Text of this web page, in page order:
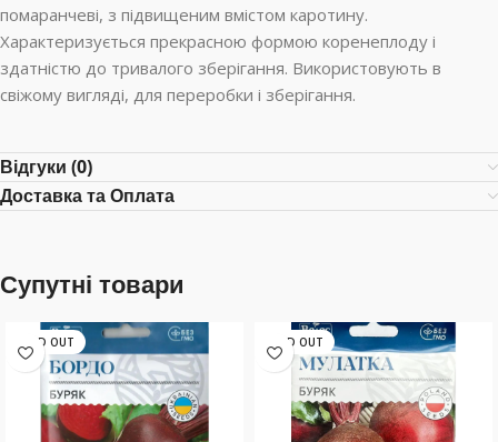
помаранчеві, з підвищеним вмістом каротину.
Характеризується прекрасною формою коренеплоду і
здатністю до тривалого зберігання. Використовують в
свіжому вигляді, для переробки і зберігання.
Відгуки (0)
Доставка та Оплата
Супутні товари
SOLD OUT SOLD OUT